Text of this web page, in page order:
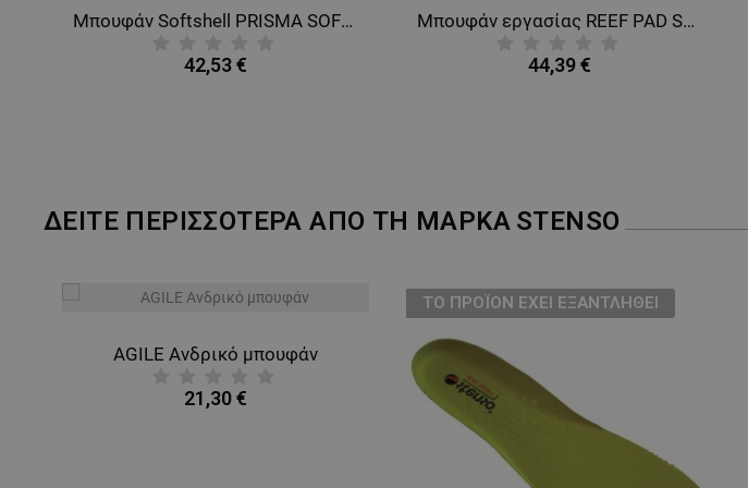
Μπουφάν Softshell PRISMA SOFTSHELL 2.0 BLACK/DARK BLUE
42,53 €
Μπουφάν εργασίας REEF PAD SOFTSHELL DARK BLUE
44,39 €
ΔΕΙΤΕ ΠΕΡΙΣΣΟΤΕΡΑ ΑΠΟ ΤΗ ΜΑΡΚΑ STENSO
AGILE Ανδρικό μπουφάν
21,30 €
ТΟ ΠΡΟΪΌΝ ΈΧΕΙ ΕΞΑΝΤΛΗΘΕΊ